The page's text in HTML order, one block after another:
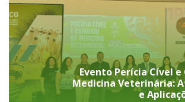
Evento Perícia Cível
Medicina Veterinária:
e